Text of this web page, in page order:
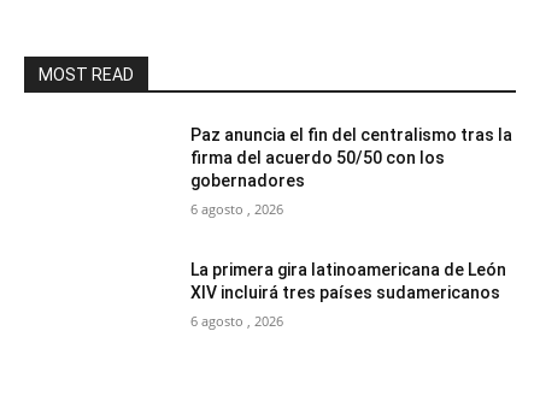
MOST READ
Paz anuncia el fin del centralismo tras la
firma del acuerdo 50/50 con los
gobernadores
6 agosto , 2026
La primera gira latinoamericana de León
XIV incluirá tres países sudamericanos
6 agosto , 2026